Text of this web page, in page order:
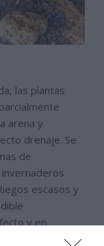
las plantas
arena y
drenaje. Se
de
escasos y
y en
se debe evitar